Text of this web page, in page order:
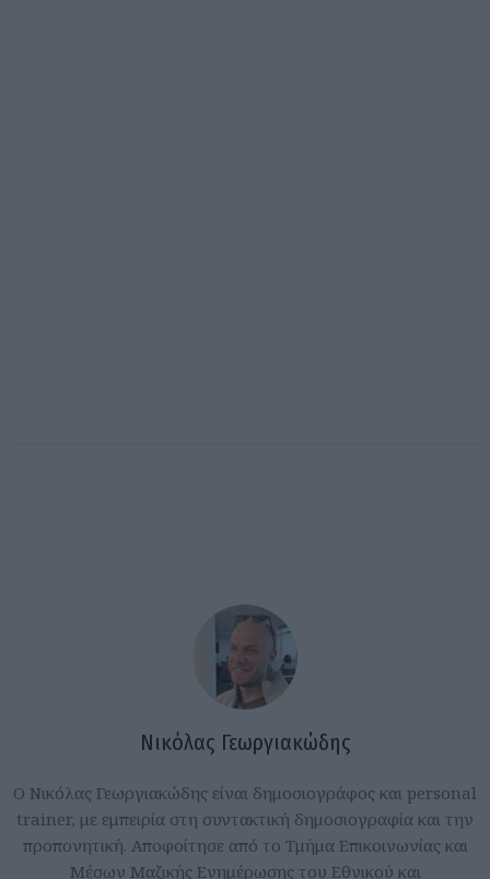
Νικόλας Γεωργιακώδης
Ο Νικόλας Γεωργιακώδης είναι δημοσιογράφος και personal
trainer, με εμπειρία στη συντακτική δημοσιογραφία και την
προπονητική. Αποφοίτησε από το Τμήμα Επικοινωνίας και
Μέσων Μαζικής Ενημέρωσης του Εθνικού και